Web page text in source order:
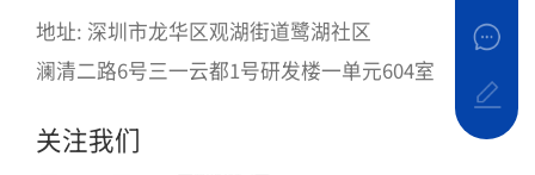
地址: 深圳市龙华区观湖街道鹭湖社区
澜清二路6号三一云都1号研发楼一单元604室
关注我们